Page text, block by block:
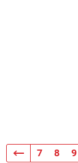
7 8 9